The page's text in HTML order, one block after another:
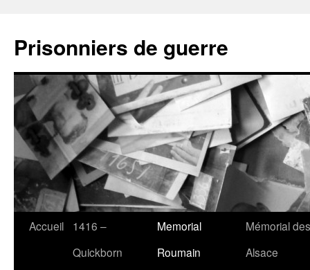
contenu
Prisonniers de guerre
Accueil
1416 –
Quickborn
Memorial
Roumain
Mémorial
Alsace